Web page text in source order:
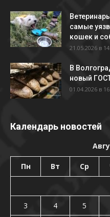
самые
кошек и
21.05.2026 в
В
новый
01.04.2026 в
Календарь новостей
Пн Вт Ср
3
4 5